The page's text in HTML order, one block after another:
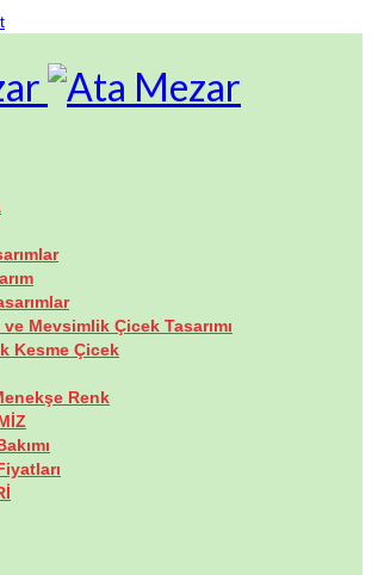
Mevsimlik Çicek Tasarımı
Kesme Çicek
Renk